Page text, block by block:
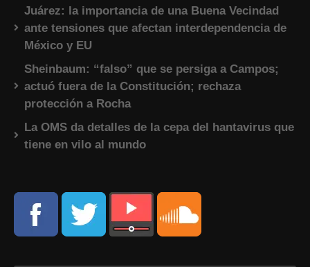
Juárez: la importancia de una Buena Vecindad
ante tensiones que afectan interdependencia de
México y EU
Sheinbaum: “falso” que se persiga a Campos;
actuó fuera de la Constitución; rechaza
protección a Rocha
La OMS da detalles de la cepa del hantavirus que
tiene en vilo al mundo